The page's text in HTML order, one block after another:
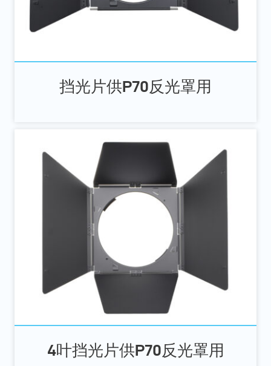
挡光片供P70反光罩用
4叶挡光片供P70反光罩用